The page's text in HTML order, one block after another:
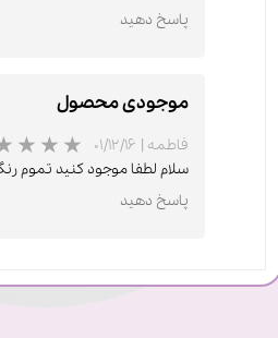
★
پاسخ دهید
موجودی محصول
فاطمه | ۰۱/۱۲/۱۶
سلام لطفا موجود کنید تموم
پاسخ دهید